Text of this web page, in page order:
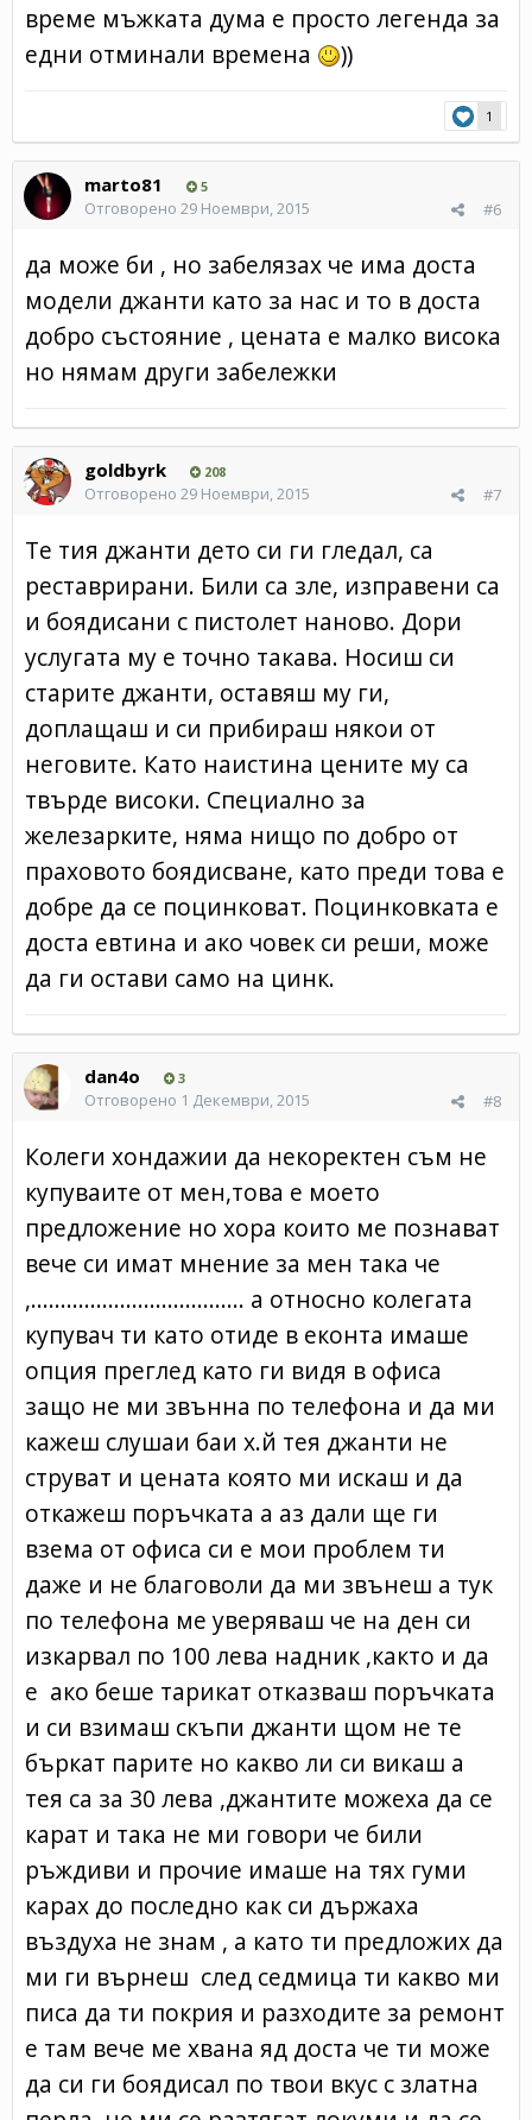
време мъжката дума е просто легенда за
едни отминали времена
))
1
marto81 5
#6
Отговорено 29 Ноември, 2015
да може би , но забелязах че има доста
модели джанти като за нас и то в доста
добро състояние , цената е малко висока
но нямам други забележки
goldbyrk 208
#7
Отговорено 29 Ноември, 2015
Те тия джанти дето си ги гледал, са
реставрирани. Били са зле, изправени са
и боядисани с пистолет наново. Дори
услугата му е точно такава. Носиш си
старите джанти, оставяш му ги,
доплащаш и си прибираш някои от
неговите. Като наистина цените му са
твърде високи. Специално за
железарките, няма нищо по добро от
праховото боядисване, като преди това е
добре да се поцинковат. Поцинковката е
доста евтина и ако човек си реши, може
да ги остави само на цинк.
dan4o 3
#8
Отговорено 1 Декември, 2015
Колеги хондажии да некоректен съм не
купуваите от мен,това е моето
предложение но хора които ме познават
вече си имат мнение за мен така че
,.................................... а относно колегата
купувач ти като отиде в еконта имаше
опция преглед като ги видя в офиса
защо не ми звънна по телефона и да ми
кажеш слушаи баи х.й тея джанти не
струват и цената която ми искаш и да
откажеш поръчката а аз дали ще ги
взема от офиса си е мои проблем ти
даже и не благоволи да ми звънеш а тук
по телефона ме уверяваш че на ден си
изкарвал по 100 лева надник ,както и да
е ако беше тарикат отказваш поръчката
и си взимаш скъпи джанти щом не те
бъркат парите но какво ли си викаш а
тея са за 30 лева ,джантите можеха да се
карат и така не ми говори че били
ръждиви и прочие имаше на тях гуми
карах до последно как си държаха
въздуха не знам , а като ти предложих да
ми ги върнеш след седмица ти какво ми
писа да ти покрия и разходите за ремонт
е там вече ме хвана яд доста че ти може
да си ги боядисал по твои вкус с златна